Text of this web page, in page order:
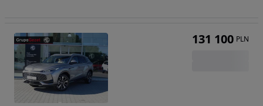
131 100 PLN